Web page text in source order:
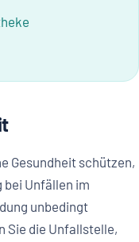
Gesundheit schützen,
bei Unfällen im
unbedingt
Sie die Unfallstelle,